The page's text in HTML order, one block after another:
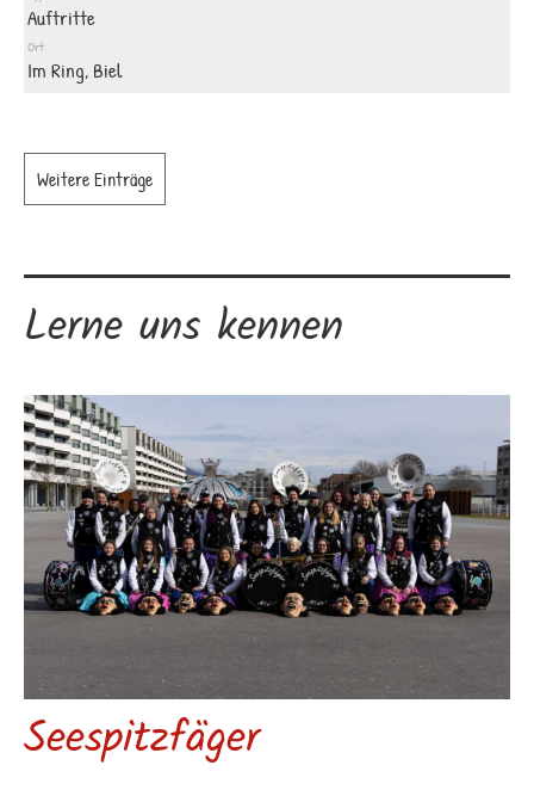
Auftritte
Ort
Im Ring, Biel
Weitere Einträge
Lerne uns kennen
Seespitzfäger